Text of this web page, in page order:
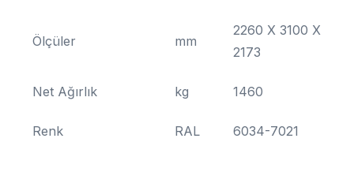
Ölçüler mm
2260 X 3100 X
2173
Net Ağırlık kg 1460
Renk RAL 6034-7021